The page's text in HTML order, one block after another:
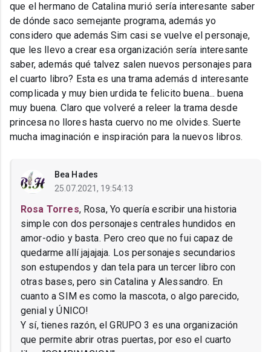
que el hermano de Catalina murió sería interesante saber
de dónde saco semejante programa, además yo
considero que además Sim casi se vuelve el personaje,
que les llevo a crear esa organización sería interesante
saber, además qué talvez salen nuevos personajes para
el cuarto libro? Esta es una trama además d interesante
complicada y muy bien urdida te felicito buena... buena
muy buena. Claro que volveré a releer la trama desde
princesa no llores hasta cuervo no me olvides. Suerte
mucha imaginación e inspiración para la nuevos libros.
Bea Hades
25.07.2021, 19:54:13
Rosa Torres, Rosa, Yo quería escribir una historia
simple con dos personajes centrales hundidos en
amor-odio y basta. Pero creo que no fui capaz de
quedarme allí jajajaja. Los personajes secundarios
son estupendos y dan tela para un tercer libro con
otras bases, pero sin Catalina y Alessandro. En
cuanto a SIM es como la mascota, o algo parecido,
genial y ÚNICO!
Y sí, tienes razón, el GRUPO 3 es una organización
que permite abrir otras puertas, por eso el cuarto